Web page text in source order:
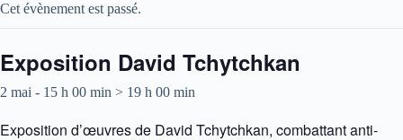
Cet évènement est passé.
Exposition David Tchytchkan
2 mai - 15 h 00 min > 19 h 00 min
Exposition d’œuvres de David Tchytchkan, combattant anti-